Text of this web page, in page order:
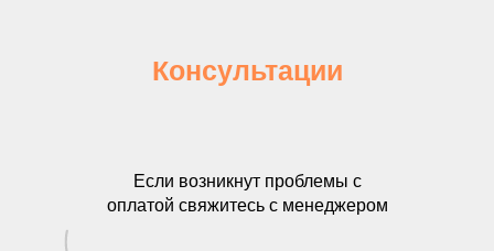
Консультации
Если возникнут проблемы с
оплатой свяжитесь с менеджером